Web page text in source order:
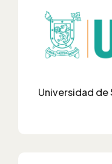
Universidad de